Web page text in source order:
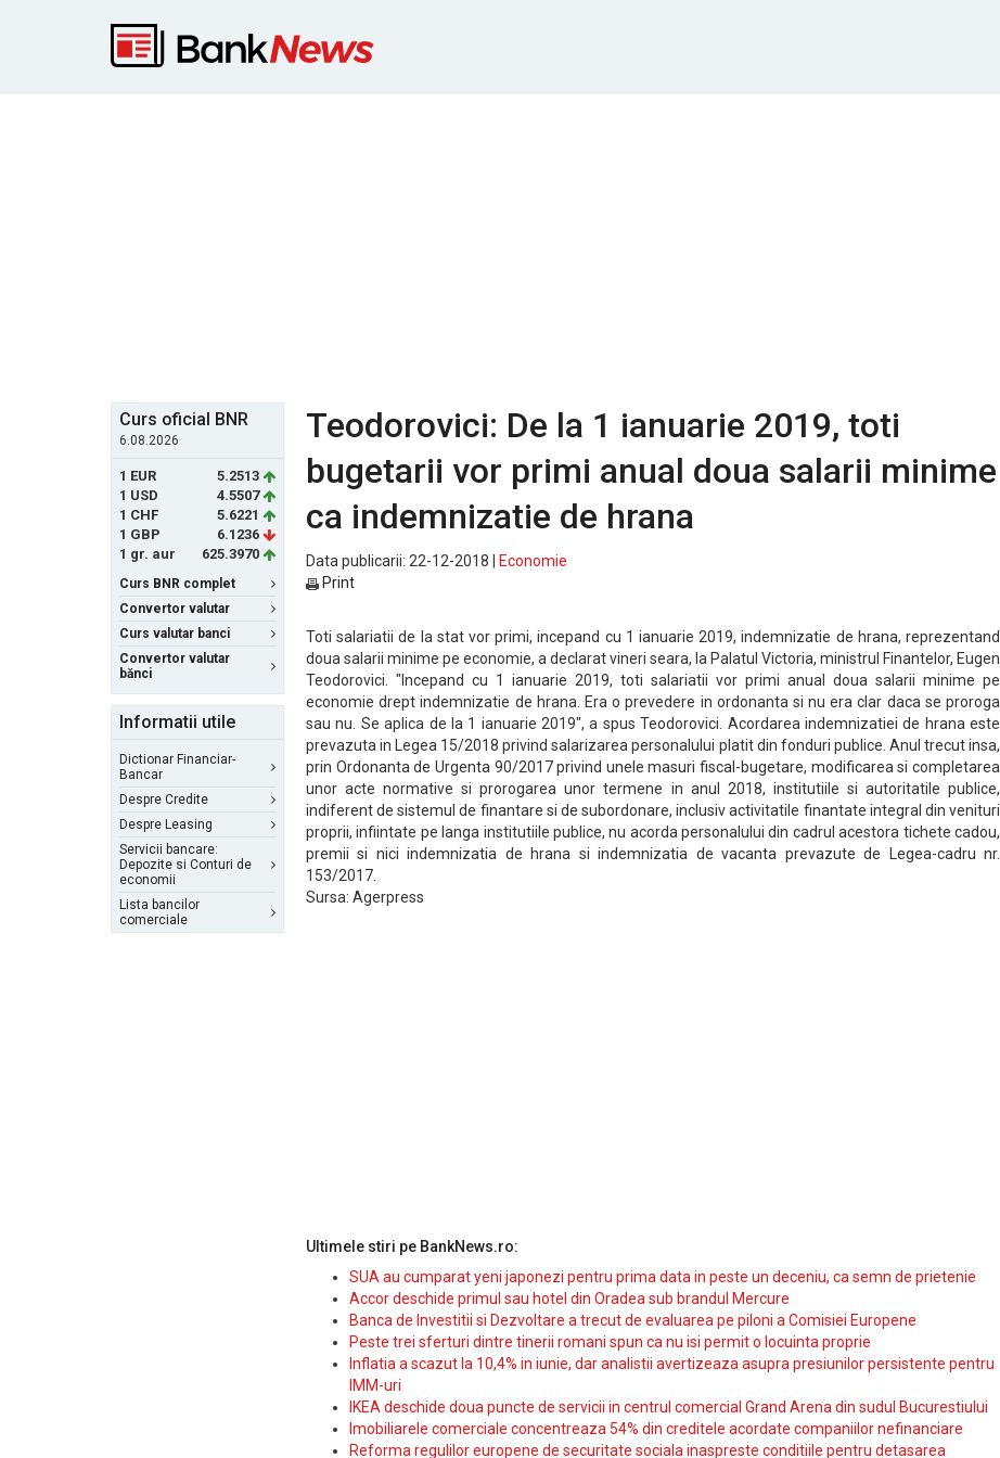
Curs oficial BNR
6.08.2026
1 EUR
5.2513
1 USD
4.5507
1 CHF
5.6221
1 GBP
6.1236
1 gr. aur
625.3970
Curs BNR complet
Convertor valutar
Curs valutar banci
Convertor valutar
bănci
Informatii utile
Dictionar Financiar-
Bancar
Despre Credite
Despre Leasing
Servicii bancare:
Depozite si Conturi de
economii
Lista bancilor
comerciale
Teodorovici: De la 1 ianuarie 2019, toti
bugetarii vor primi anual doua salarii minime
ca indemnizatie de hrana
Data publicarii: 22-12-2018 |
Economie
Print
Toti salariatii de la stat vor primi, incepand cu 1 ianuarie 2019, indemnizatie de hrana, reprezentand
doua salarii minime pe economie, a declarat vineri seara, la Palatul Victoria, ministrul Finantelor, Eugen
Teodorovici. "Incepand cu 1 ianuarie 2019, toti salariatii vor primi anual doua salarii minime pe
economie drept indemnizatie de hrana. Era o prevedere in ordonanta si nu era clar daca se proroga
sau nu. Se aplica de la 1 ianuarie 2019", a spus Teodorovici. Acordarea indemnizatiei de hrana este
prevazuta in Legea 15/2018 privind salarizarea personalului platit din fonduri publice. Anul trecut insa,
prin Ordonanta de Urgenta 90/2017 privind unele masuri fiscal-bugetare, modificarea si completarea
unor acte normative si prorogarea unor termene in anul 2018, institutiile si autoritatile publice,
indiferent de sistemul de finantare si de subordonare, inclusiv activitatile finantate integral din venituri
proprii, infiintate pe langa institutiile publice, nu acorda personalului din cadrul acestora tichete cadou,
premii si nici indemnizatia de hrana si indemnizatia de vacanta prevazute de Legea-cadru nr.
153/2017.
Sursa: Agerpress
Ultimele stiri pe BankNews.ro:
SUA au cumparat yeni japonezi pentru prima data in peste un deceniu, ca semn de prietenie
Accor deschide primul sau hotel din Oradea sub brandul Mercure
Banca de Investitii si Dezvoltare a trecut de evaluarea pe piloni a Comisiei Europene
Peste trei sferturi dintre tinerii romani spun ca nu isi permit o locuinta proprie
Inflatia a scazut la 10,4% in iunie, dar analistii avertizeaza asupra presiunilor persistente pentru
IMM-uri
IKEA deschide doua puncte de servicii in centrul comercial Grand Arena din sudul Bucurestiului
Imobiliarele comerciale concentreaza 54% din creditele acordate companiilor nefinanciare
Reforma regulilor europene de securitate sociala inaspreste conditiile pentru detasarea